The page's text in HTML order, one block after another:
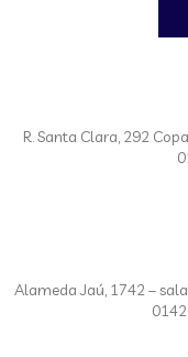
R. Santa Clara, 292
Alameda Jaú, 1742 –